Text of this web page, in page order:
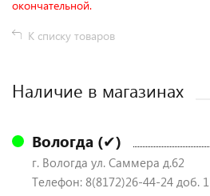
окончательной.
К списку товаров
Наличие в магазинах
Вологда (✔)
г. Вологда ул. Саммера д.62
Телефон: 8(8172)26-44-24 доб. 1